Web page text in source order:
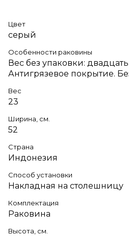
Цвет
серый
Особенности раковины
Вес без упаковки: двадцать
Антигрязевое покрытие.
Вес
23
Ширина, см.
52
Страна
Индонезия
Способ установки
Накладная на столешницу
Комплектация
Раковина
Высота, см.